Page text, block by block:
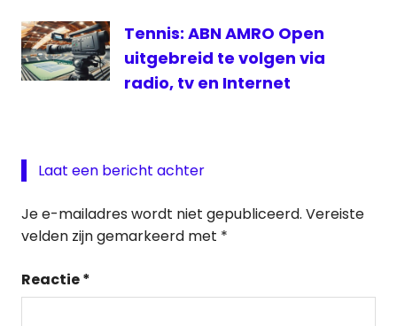
Tennis: ABN AMRO Open
uitgebreid te volgen via
radio, tv en Internet
Laat een bericht achter
Je e-mailadres wordt niet gepubliceerd. Vereiste
velden zijn gemarkeerd met *
Reactie*